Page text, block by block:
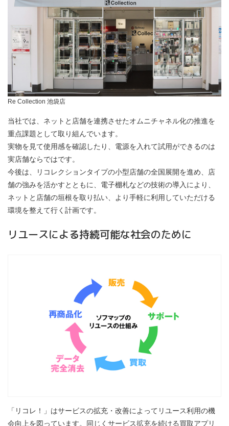
当社では、ネットと店舗を連携させたオムニチャネル化の推進を
重点課題として取り組んでいます。
実物を見て使用感を確認したり、電源を入れて試用ができるのは
実店舗ならではです。
今後は、リコレクションタイプの小型店舗の全国展開を進め、店
舗の強みを活かすとともに、電子棚札などの技術の導入により、
ネットと店舗の垣根を取り払い、より手軽に利用していただける
環境を整えて行く計画です。
Re Collection 池袋店
リユースによる持続可能な社会のために
「リコレ！」はサービスの拡充・改善によってリユース利用の機
会向上を図っています。同じくサービス拡充を続ける買取アプリ